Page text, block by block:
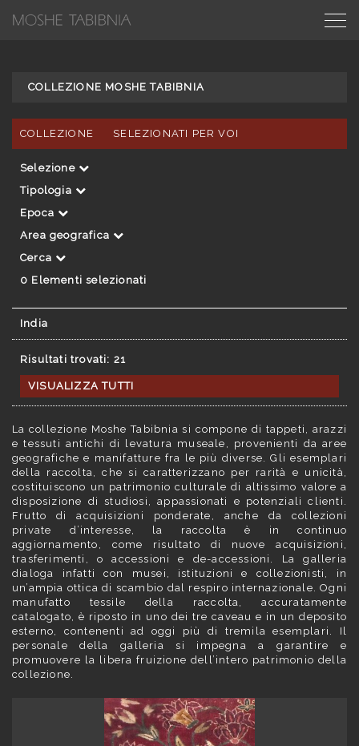
COLLEZIONE MOSHE TABIBNIA
COLLEZIONE SELEZIONATI PER VOI
Selezione
Tipologia
Epoca
Area geografica
Cerca
0 Elementi selezionati
India
Risultati trovati: 21
VISUALIZZA TUTTI
La collezione Moshe Tabibnia si compone di tappeti, arazzi
e tessuti antichi di levatura museale, provenienti da aree
geografiche e manifatture fra le più diverse. Gli esemplari
della raccolta, che si caratterizzano per rarità e unicità,
costituiscono un patrimonio culturale di altissimo valore a
disposizione di studiosi, appassionati e potenziali clienti.
Frutto di acquisizioni ponderate, anche da collezioni
private d’interesse, la raccolta è in continuo
aggiornamento, come risultato di nuove acquisizioni,
trasferimenti, o accessioni e de-accessioni. La galleria
dialoga infatti con musei, istituzioni e collezionisti, in
un’ampia ottica di scambio dal respiro internazionale. Ogni
manufatto tessile della raccolta, accuratamente
catalogato, è riposto in uno dei tre caveau e in un deposito
esterno, contenenti ad oggi più di tremila esemplari. Il
personale della galleria si impegna a garantire e
promuovere la libera fruizione dell’intero patrimonio della
collezione.